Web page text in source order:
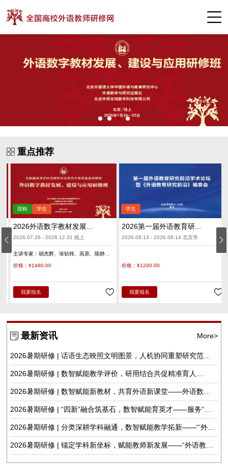
重点推荐
2026外语数字教材发展...
2026.07.26 - 2026.12.31 线上
主讲专家： 胡杰辉 张钫炜 高原
陈静
陈琛
潘俊峰 兰梅
价格：¥1480.00
我要报名
2026第一届外语教育研...
2026.08.13 - 2026.08.14 北京市
价格：¥1200.00
我要报名
最新资讯 More>
2026暑期研修 | 话语生态映照文明图景，人机协同重塑研究范式
——人工智...
2026暑期研修 | 数智赋能教学评价，研用结合共促精准育人
——“AI赋能...
2026暑期研修 | 数智赋能新教材，共育外语新课堂——外语数字
教材发展、...
2026暑期研修 | “四新”融合筑基石，数智赋能育英才——服务“四
新”建...
2026暑期研修 | 分类深耕学科融通，数智赋能教学拓新——“‘外语
+’课...
2026暑期研修 | 锚定学科新坐标，赋能教师新发展——“外语教育
学视域下...